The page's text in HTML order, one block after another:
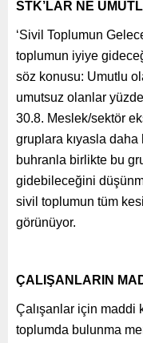
STK’LAR NE
‘Sivil Toplumun
toplumun iyiye
söz konusu: Umutlu
umutsuz olanlar
30.8. Meslek/sektör
gruplara kıyasla
buhranla birlikte bu
gidebileceğini
sivil toplumun tüm
görünüyor.
ÇALIŞANLARIN
Çalışanlar için maddi
toplumda bulunma